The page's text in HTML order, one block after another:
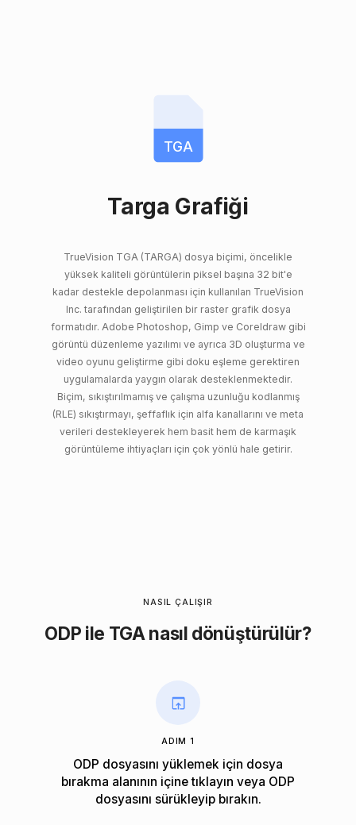
TGA
Targa Grafiği
TrueVision TGA (TARGA) dosya biçimi, öncelikle
yüksek kaliteli görüntülerin piksel başına 32 bit'e
kadar destekle depolanması için kullanılan TrueVision
Inc. tarafından geliştirilen bir raster grafik dosya
formatıdır. Adobe Photoshop, Gimp ve Coreldraw gibi
görüntü düzenleme yazılımı ve ayrıca 3D oluşturma ve
video oyunu geliştirme gibi doku eşleme gerektiren
uygulamalarda yaygın olarak desteklenmektedir.
Biçim, sıkıştırılmamış ve çalışma uzunluğu kodlanmış
(RLE) sıkıştırmayı, şeffaflık için alfa kanallarını ve meta
verileri destekleyerek hem basit hem de karmaşık
görüntüleme ihtiyaçları için çok yönlü hale getirir.
NASIL ÇALIŞIR
ODP ile TGA nasıl dönüştürülür?
ADIM 1
ODP dosyasını yüklemek için dosya
bırakma alanının içine tıklayın veya ODP
dosyasını sürükleyip bırakın.